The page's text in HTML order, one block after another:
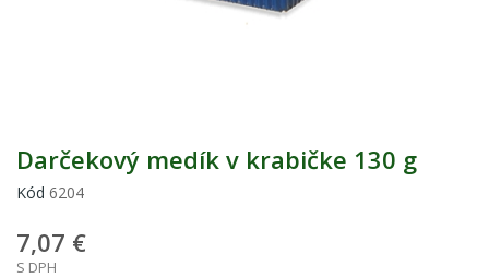
Darčekový medík v krabičke 130 g
Kód 6204
7,07 €
S DPH